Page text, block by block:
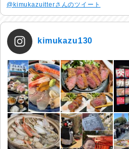
@kimukazuitterさんのツイート
kimukazu130